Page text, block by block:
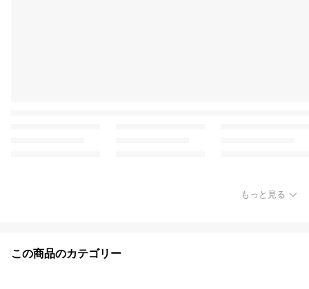
もっと見る
この商品のカテゴリー